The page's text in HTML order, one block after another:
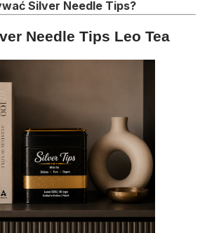
Silver Needle Tips?
Needle Tips Leo Tea